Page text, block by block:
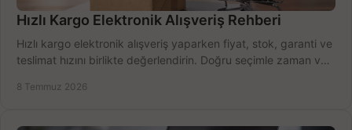
Hızlı Kargo Elektronik Alışveriş Rehberi
Hızlı kargo elektronik alışveriş yaparken fiyat, stok, garanti ve
teslimat hızını birlikte değerlendirin. Doğru seçimle zaman ve
8 Temmuz 2026